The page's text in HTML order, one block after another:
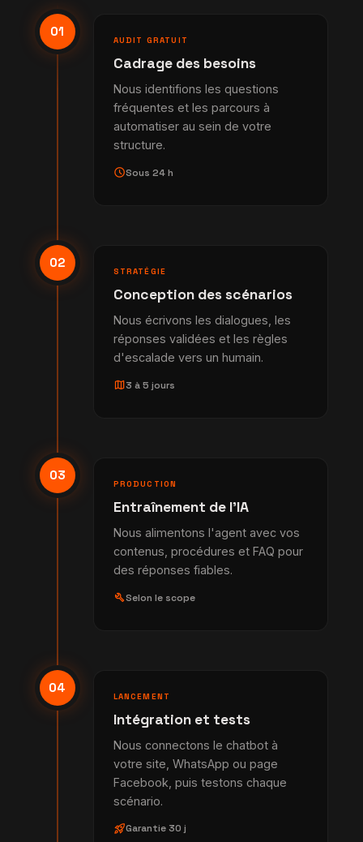
01
AUDIT GRATUIT
Cadrage des besoins
Nous identifions les questions
fréquentes et les parcours à
automatiser au sein de votre
structure.
scheduleSous 24 h
02
STRATÉGIE
Conception des scénarios
Nous écrivons les dialogues, les
réponses validées et les règles
d'escalade vers un humain.
map3 à 5 jours
03
PRODUCTION
Entraînement de l'IA
Nous alimentons l'agent avec vos
contenus, procédures et FAQ pour
des réponses fiables.
buildSelon le scope
04
LANCEMENT
Intégration et tests
Nous connectons le chatbot à
votre site, WhatsApp ou page
Facebook, puis testons chaque
scénario.
rocket_launchGarantie 30 j